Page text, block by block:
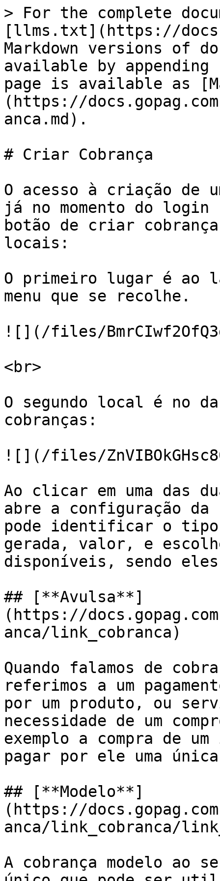
> For the complete
[llms.txt](https://
Markdown versions of
available by
page is available as
(https://
anca.md).
# Criar Cobrança
O acesso à criação de
já no momento do login
botão de criar
locais:
O primeiro lugar é ao
menu que se recolhe.
![](/files/
<br>
O segundo local é no
cobranças:
![](/files/
Ao clicar em uma das
abre a configuração da
pode identificar o tipo
gerada, valor, e
disponíveis, sendo
## [**Avulsa**]
(https://
anca/link_cobranca)
Quando falamos de
referimos a um
por um produto, ou
necessidade de um
exemplo a compra de
pagar por ele uma
## [**Modelo**]
(https://
anca/link_cobranca/
A cobrança modelo ao